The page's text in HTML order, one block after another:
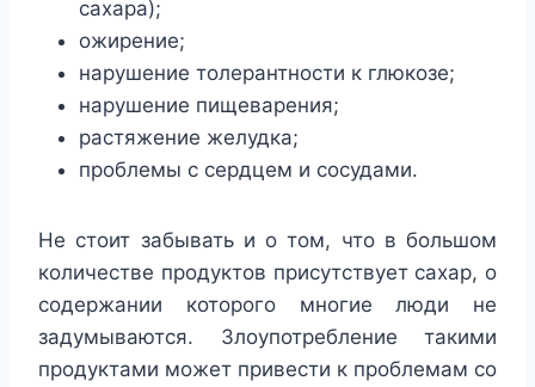
сахара);
ожирение;
нарушение толерантности к глюкозе;
нарушение пищеварения;
растяжение желудка;
проблемы с сердцем и сосудами.
Не стоит забывать и о том, что в большом
количестве продуктов присутствует сахар, о
содержании которого многие люди не
задумываются. Злоупотребление такими
продуктами может привести к проблемам со